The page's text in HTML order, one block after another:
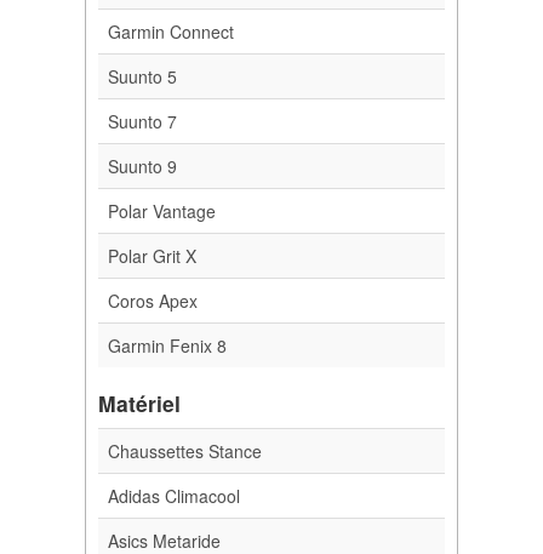
Garmin Connect
Suunto 5
Suunto 7
Suunto 9
Polar Vantage
Polar Grit X
Coros Apex
Garmin Fenix 8
Matériel
Chaussettes Stance
Adidas Climacool
Asics Metaride